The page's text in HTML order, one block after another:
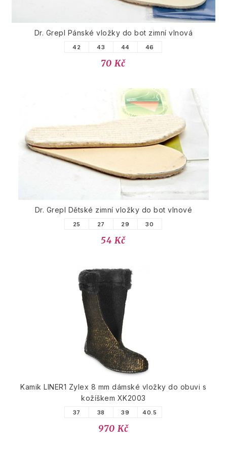
Dr. Grepl Pánské vložky do bot zimní vlnová
42 43 44 46
70 Kč
Dr. Grepl Dětské zimní vložky do bot vlnové
25 27 29 30
54 Kč
Kamik LINER1 Zylex 8 mm dámské vložky do obuvi s
kožíškem XK2003
37 38 39 40.5
970 Kč